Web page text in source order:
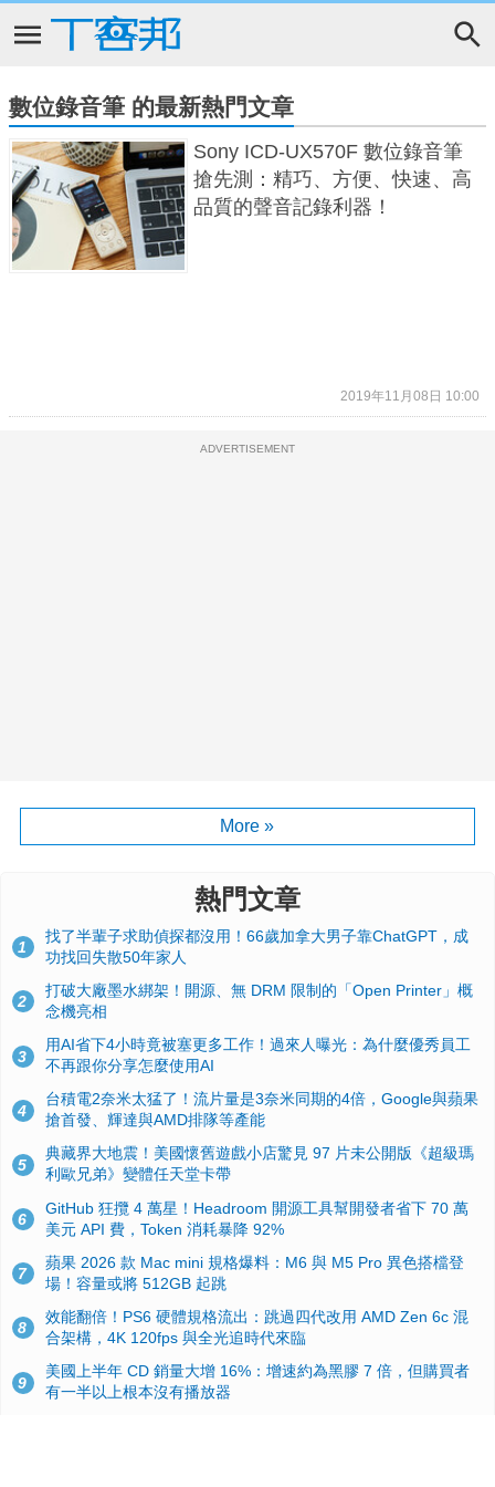
數位錄音筆 的最新熱門文章
Sony ICD-UX570F 數位錄音筆
搶先測：精巧、方便、快速、高
品質的聲音記錄利器！
2019年11月08日 10:00
ADVERTISEMENT
More »
熱門文章
1
找了半輩子求助偵探都沒用！66歲加拿大男子靠ChatGPT，成
功找回失散50年家人
2
打破大廠墨水綁架！開源、無 DRM 限制的「Open Printer」概
念機亮相
3
用AI省下4小時竟被塞更多工作！過來人曝光：為什麼優秀員工
不再跟你分享怎麼使用AI
4
台積電2奈米太猛了！流片量是3奈米同期的4倍，Google與蘋果
搶首發、輝達與AMD排隊等產能
5
典藏界大地震！美國懷舊遊戲小店驚見 97 片未公開版《超級瑪
利歐兄弟》變體任天堂卡帶
6
GitHub 狂攬 4 萬星！Headroom 開源工具幫開發者省下 70 萬
美元 API 費，Token 消耗暴降 92%
7
蘋果 2026 款 Mac mini 規格爆料：M6 與 M5 Pro 異色搭檔登
場！容量或將 512GB 起跳
8
效能翻倍！PS6 硬體規格流出：跳過四代改用 AMD Zen 6c 混
合架構，4K 120fps 與全光追時代來臨
9
美國上半年 CD 銷量大增 16%：增速約為黑膠 7 倍，但購買者
有一半以上根本沒有播放器